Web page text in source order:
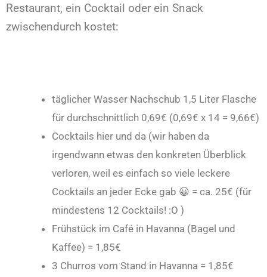
Restaurant, ein Cocktail oder ein Snack
zwischendurch kostet:
täglicher Wasser Nachschub 1,5 Liter Flasche
für durchschnittlich 0,69€ (0,69€ x 14 = 9,66€)
Cocktails hier und da (wir haben da
irgendwann etwas den konkreten Überblick
verloren, weil es einfach so viele leckere
Cocktails an jeder Ecke gab 😀 = ca. 25€ (für
mindestens 12 Cocktails! :O )
Frühstück im Café in Havanna (Bagel und
Kaffee) = 1,85€
3 Churros vom Stand in Havanna = 1,85€